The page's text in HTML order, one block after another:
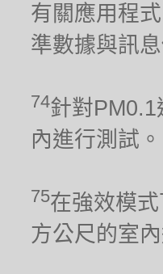
有關應用程
準數據與訊
74針對
內進行測試。
75在強效模
方公尺的室